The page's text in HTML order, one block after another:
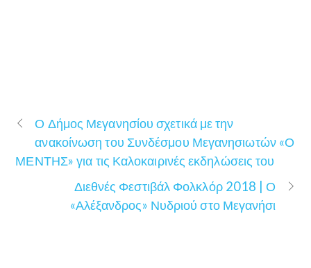
Ο Δήμος Μεγανησίου σχετικά με την
ανακοίνωση του Συνδέσμου Μεγανησιωτών «Ο
ΜΕΝΤΗΣ» για τις Καλοκαιρινές εκδηλώσεις του
Διεθνές Φεστιβάλ Φολκλόρ 2018 | Ο
«Αλέξανδρος» Νυδριού στο Μεγανήσι